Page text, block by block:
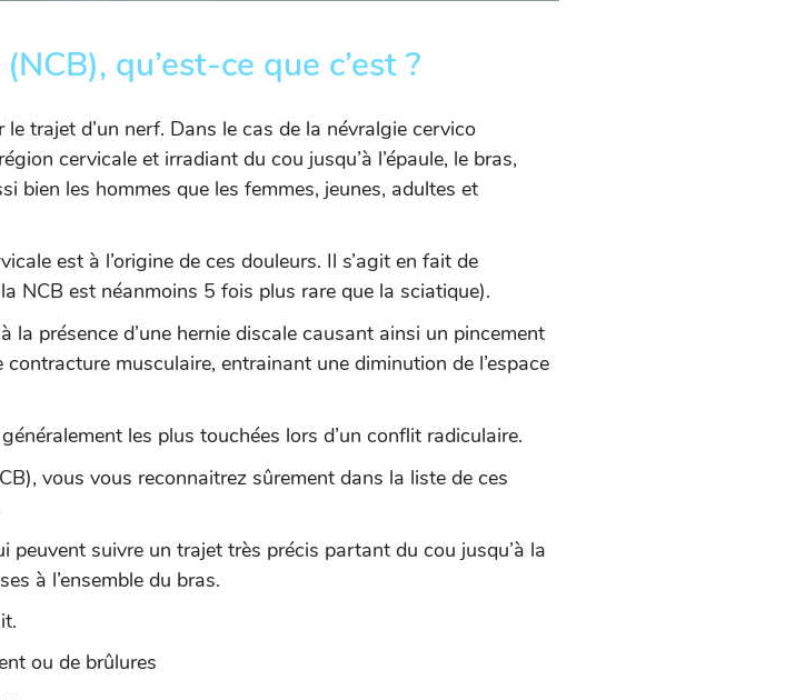
qu’est-ce que c’est ?
trajet d’un nerf. Dans le cas de la névralgie cervico
cervicale et irradiant du cou jusqu’à l’épaule, le bras,
bien les hommes que les femmes, jeunes, adultes et
est à l’origine de ces douleurs. Il s’agit en fait de
NCB est néanmoins 5 fois plus rare que la sciatique).
présence d’une hernie discale causant ainsi un pincement
musculaire, entrainant une diminution de l’espace
les plus touchées lors d’un conflit radiculaire.
vous vous reconnaitrez sûrement dans la liste de ces
suivre un trajet très précis partant du cou jusqu’à la
à l’ensemble du bras.
ou de brûlures